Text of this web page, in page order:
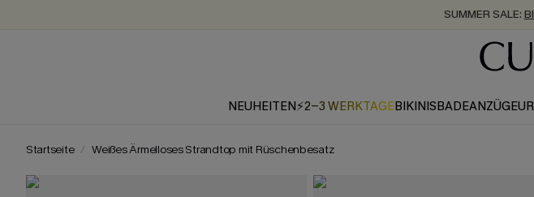
SUMMER SALE:
ZUM NEWSLETTER:BIS
NEUHEITEN⚡2-3 WERKTAGEBIKINISBADEANZÜGE
Startseite Weißes Ärmelloses Strandtop mit Rüschenbesatz